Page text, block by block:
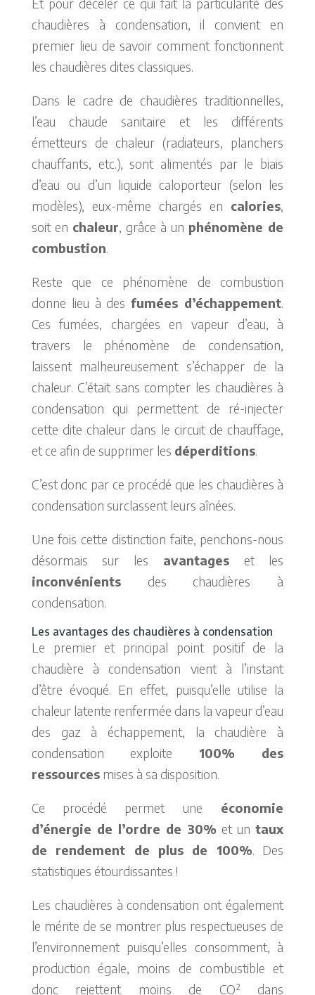
chaudières à condensation, il convient en
premier lieu de savoir comment fonctionnent
les chaudières dites classiques.
Dans le cadre de chaudières traditionnelles,
l’eau chaude sanitaire et les différents
émetteurs de chaleur (radiateurs, planchers
chauffants, etc.), sont alimentés par le biais
d’eau ou d’un liquide caloporteur (selon les
modèles), eux-même chargés en calories,
soit en chaleur, grâce à un phénomène de
combustion.
Reste que ce phénomène de combustion
donne lieu à desfumées d’échappement.
Ces fumées, chargées en vapeur d’eau, à
travers le phénomène de condensation,
laissent malheureusement s’échapper de la
chaleur. C’était sans compter les chaudières à
condensation qui permettent de ré-injecter
cette dite chaleur dans le circuit de chauffage,
et ce afin de supprimer les déperditions.
C’est donc par ce procédé que les chaudières à
condensation surclassent leurs aînées.
Une fois cette distinction faite, penchons-nous
désormais sur les avantageset les
inconvénientsdes chaudières à
condensation.
Les avantages des chaudières à condensation
Le premier et principal point positif de la
chaudière à condensation vient à l’instant
d’être évoqué. En effet, puisqu’elle utilise la
chaleur latente renfermée dans la vapeur d’eau
des gaz à échappement, la chaudière à
condensation exploite 100% des
ressourcesmises à sa disposition.
Ce procédé permet une économie
d’énergie de l’ordre de 30% et untaux
de rendement de plus de 100%. Des
statistiques étourdissantes !
Les chaudières à condensation ont également
le mérite de se montrer plus respectueuses de
l’environnement puisqu’elles consomment, à
production égale, moins de combustible et
donc rejettent moins de CO² dans